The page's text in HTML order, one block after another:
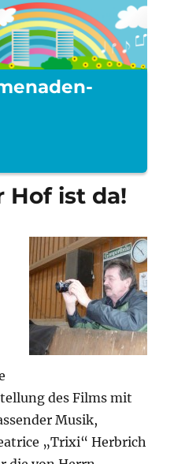
Hof ist da!
des Films mit
Musik,
„Trixi“ Herbrich